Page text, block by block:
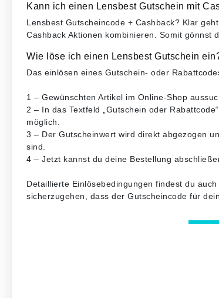
Kann ich einen Lensbest Gutschein mit
Lensbest Gutscheincode + Cashback? Klar
Cashback Aktionen kombinieren. Somit gönnst
Wie löse ich einen Lensbest Gutschein
Das einlösen eines Gutschein- oder
1 – Gewünschten Artikel im Online-Shop
2 – In das Textfeld „Gutschein oder
möglich.
3 – Der Gutscheinwert wird direkt abgezogen
sind.
4 – Jetzt kannst du deine Bestellung
Detaillierte Einlösebedingungen findest du
sicherzugehen, dass der Gutscheincode für